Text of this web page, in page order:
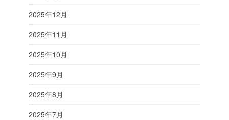
2025年12月
2025年11月
2025年10月
2025年9月
2025年8月
2025年7月